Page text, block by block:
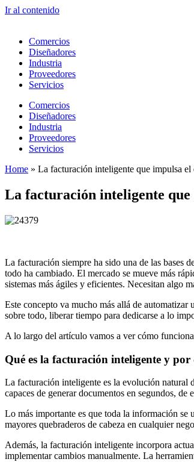
Ir al contenido
Comercios
Diseñadores
Industria
Proveedores
Servicios
Comercios
Diseñadores
Industria
Proveedores
Servicios
Home » La facturación inteligente que impulsa
La facturación inteligente que
La facturación siempre ha sido una de las bases
todo ha cambiado. El mercado se mueve más
sistemas más ágiles y eficientes. Necesitan algo
Este concepto va mucho más allá de automatizar
sobre todo, liberar tiempo para dedicarse a lo
A lo largo del artículo vamos a ver cómo
Qué es la facturación inteligente y
La facturación inteligente es la evolución natural
capaces de generar documentos en segundos,
Lo más importante es que toda la información se
mayores quebraderos de cabeza en cualquier
Además, la facturación inteligente incorpora
implementar cambios manualmente. La